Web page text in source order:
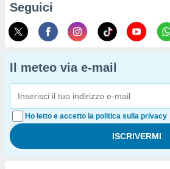
Seguici
Il meteo via e-mail
Ho letto e accetto la politica sulla privacy